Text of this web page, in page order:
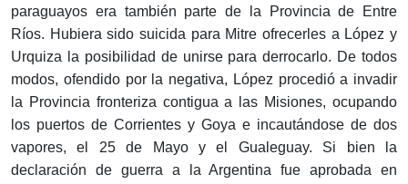
paraguayos era también parte de la Provincia de Entre
Ríos. Hubiera sido suicida para Mitre ofrecerles a López y
Urquiza la posibilidad de unirse para derrocarlo. De todos
modos, ofendido por la negativa, López procedió a invadir
la Provincia fronteriza contigua a las Misiones, ocupando
los puertos de Corrientes y Goya e incautándose de dos
vapores, el 25 de Mayo y el Gualeguay. Si bien la
declaración de guerra a la Argentina fue aprobada en